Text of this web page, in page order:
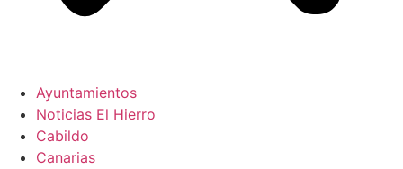
Ayuntamientos
Noticias El Hierro
Cabildo
Canarias